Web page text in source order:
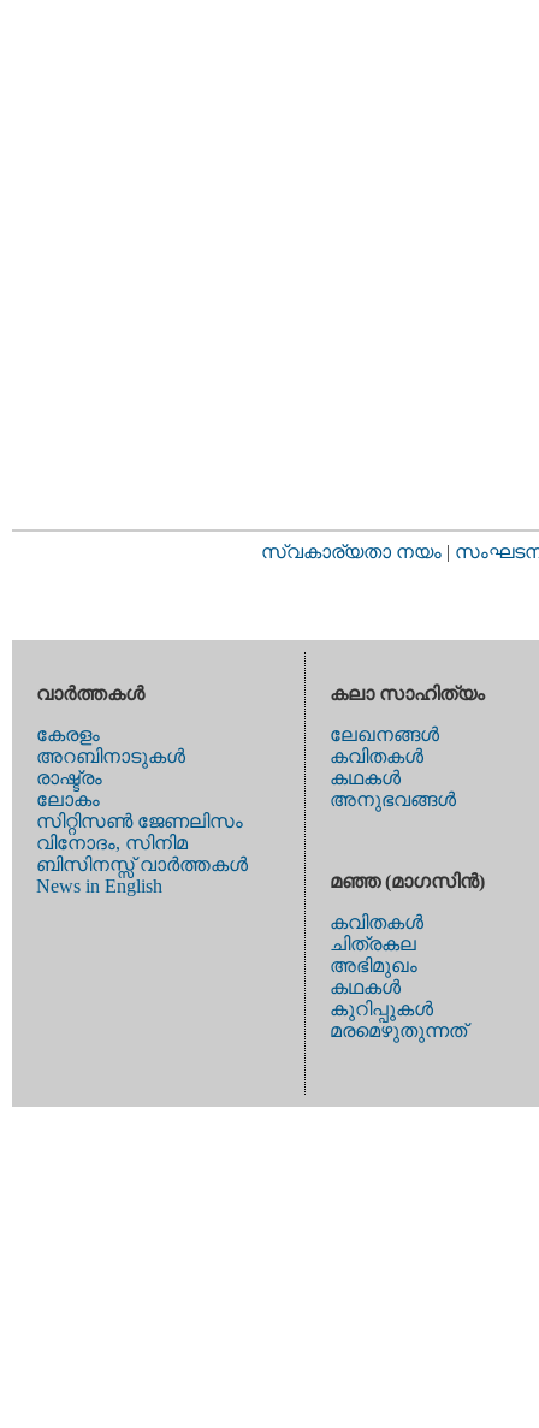
സ്വകാര്യതാ നയം |
വാര്‍ത്തകള്‍
കേരളം
അറബിനാടുകള്‍
രാഷ്ട്രം
ലോകം
സിറ്റിസണ്‍ ജേണലിസം
വിനോദം, സിനിമ
ബിസിനസ്സ് വാര്‍ത്തകള്‍
News in English
കലാ സാഹിത്യം
ലേഖനങ്ങള്‍
കവിതകള്‍
കഥകള്‍
അനുഭവങ്ങള്‍
മഞ്ഞ (മാഗസിന്‍)
കവിതകള്‍
ചിത്രകല
അഭിമുഖം
കഥകള്‍
കുറിപ്പുകള്‍
മരമെഴുതുന്നത്